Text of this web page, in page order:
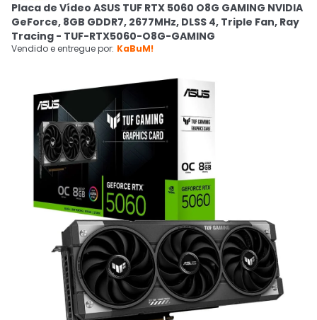
Cupons
Mais Vendidos
Ativar tradutor em libras
CADASTRE-SE
Placa de Vídeo ASUS TUF RTX 5060 O8G GAMING NVIDIA
GeForce, 8GB GDDR7, 2677MHz, DLSS 4, Triple Fan, Ray
Tracing - TUF-RTX5060-O8G-GAMING
Vendido e entregue por: KaBuM!